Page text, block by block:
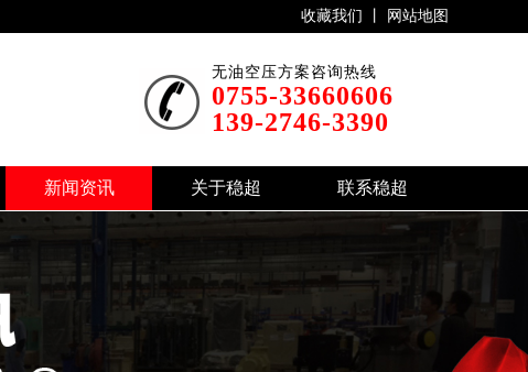
收藏我们 丨 网站地图
无油空压方案咨询热线
0755-33660606
139-2746-3390
新闻资讯 关于稳超 联系稳超